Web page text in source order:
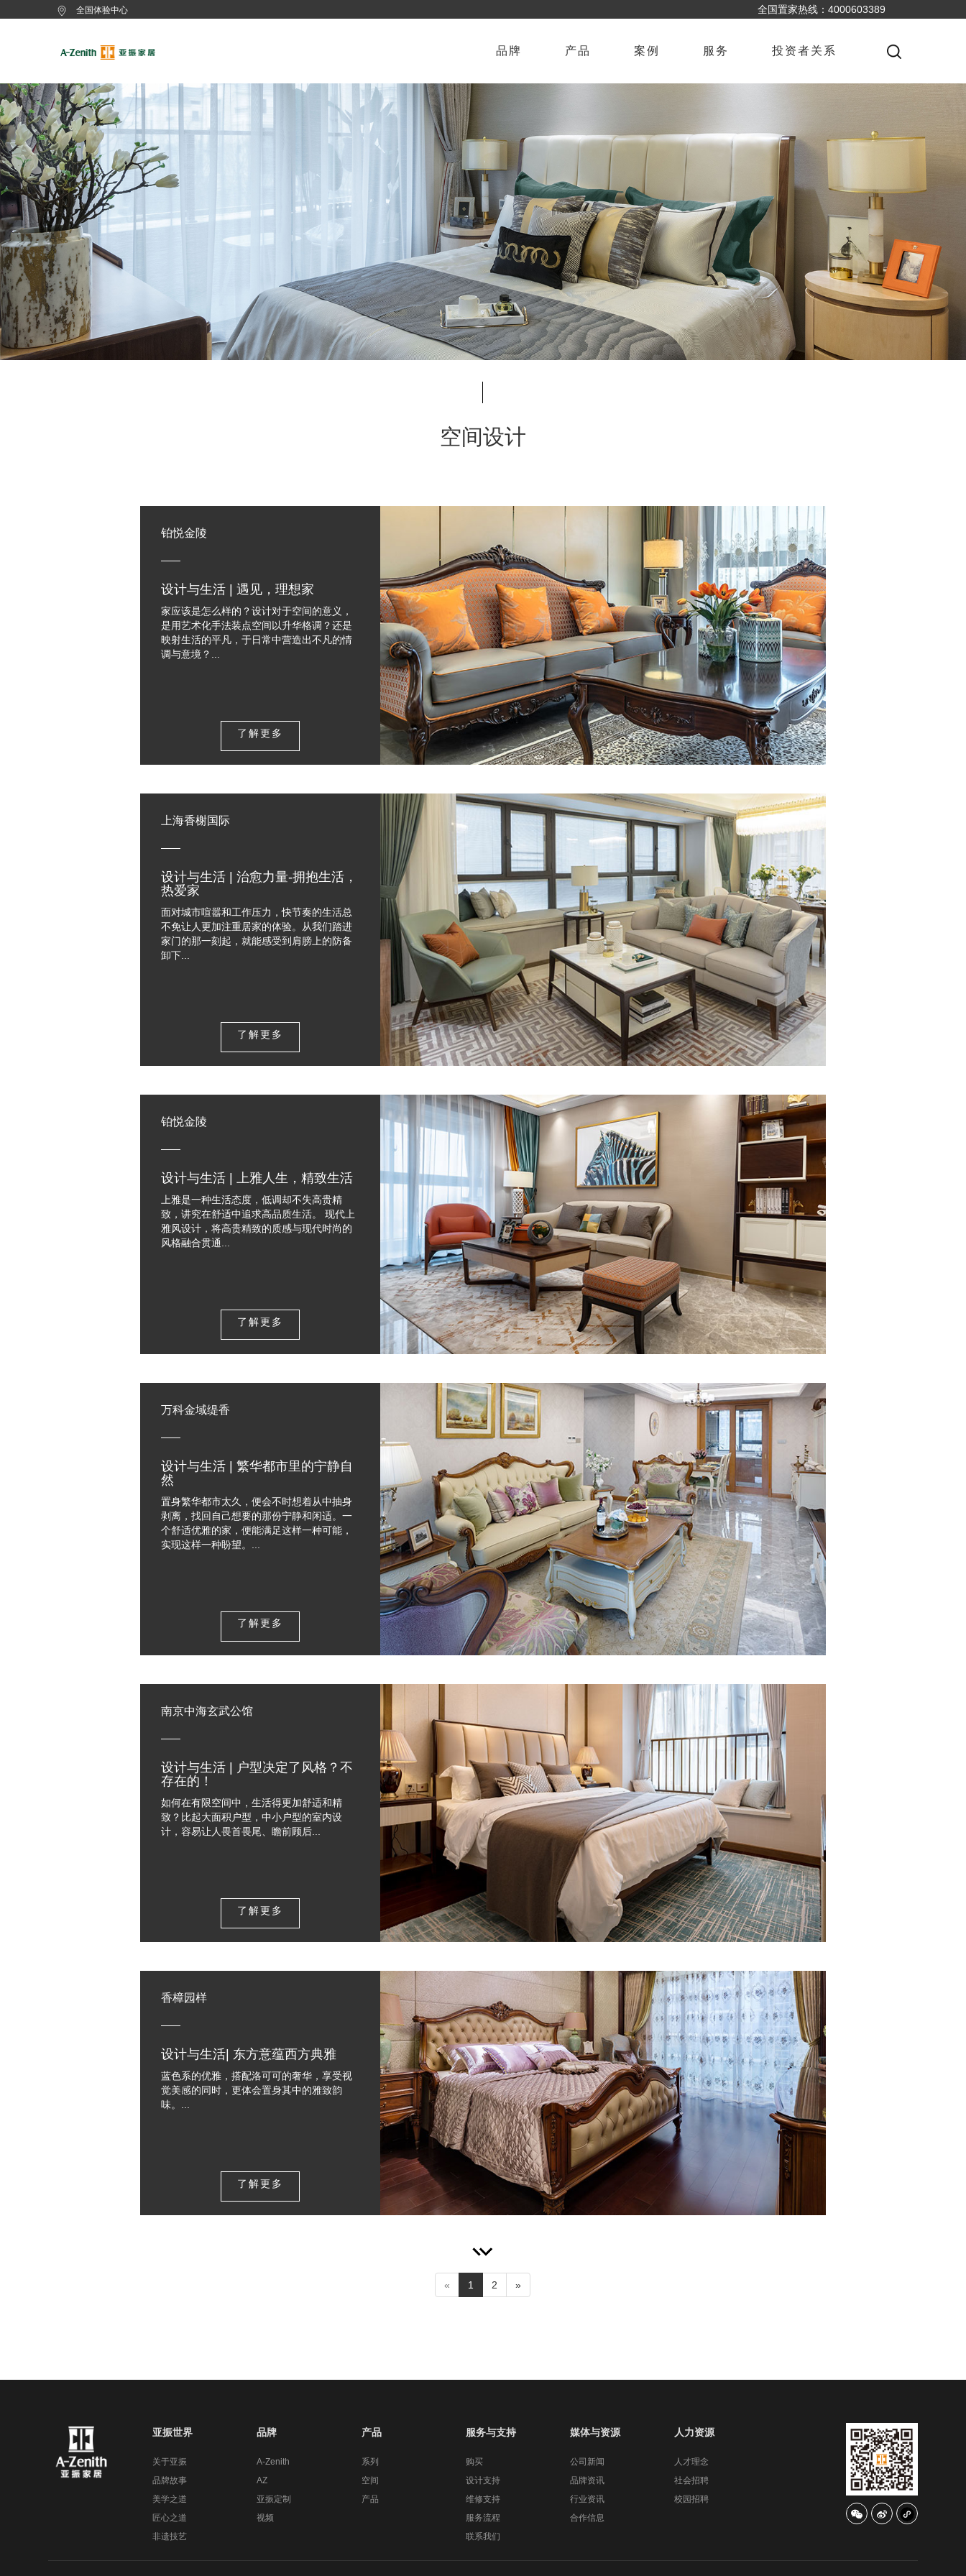
全国体验中心 全国置家热线：4000603389
品牌 产品 案例 服务 投资者关系
空间设计
铂悦金陵
设计与生活 | 遇见，理想家
家应该是怎么样的？设计对于空间的意义，
是用艺术化手法装点空间以升华格调？还是
映射生活的平凡，于日常中营造出不凡的情
调与意境？...
了解更多
上海香榭国际
设计与生活 | 治愈力量-拥抱生活，
热爱家
面对城市喧嚣和工作压力，快节奏的生活总
不免让人更加注重居家的体验。从我们踏进
家门的那一刻起，就能感受到肩膀上的防备
卸下...
了解更多
铂悦金陵
设计与生活 | 上雅人生，精致生活
上雅是一种生活态度，低调却不失高贵精
致，讲究在舒适中追求高品质生活。 现代上
雅风设计，将高贵精致的质感与现代时尚的
风格融合贯通...
了解更多
万科金域缇香
设计与生活 | 繁华都市里的宁静自
然
置身繁华都市太久，便会不时想着从中抽身
剥离，找回自己想要的那份宁静和闲适。一
个舒适优雅的家，便能满足这样一种可能，
实现这样一种盼望。...
了解更多
南京中海玄武公馆
设计与生活 | 户型决定了风格？不
存在的！
如何在有限空间中，生活得更加舒适和精
致？比起大面积户型，中小户型的室内设
计，容易让人畏首畏尾、瞻前顾后...
了解更多
香樟园样
设计与生活| 东方意蕴西方典雅
蓝色系的优雅，搭配洛可可的奢华，享受视
觉美感的同时，更体会置身其中的雅致韵
味。...
了解更多
« 1 2 »
亚振世界
关于亚振
品牌故事
美学之道
匠心之道
非遗技艺
品牌
A-Zenith
AZ
亚振定制
视频
产品
系列
空间
产品
服务与支持
购买
设计支持
维修支持
服务流程
联系我们
媒体与资源
公司新闻
品牌资讯
行业资讯
合作信息
人力资源
人才理念
社会招聘
校园招聘